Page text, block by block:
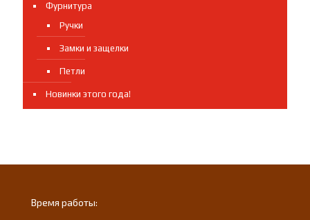
Фурнитура
Ручки
Замки и защелки
Петли
Новинки этого года!
Время работы: